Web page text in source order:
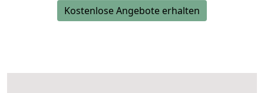
Kostenlose Angebote erhalten